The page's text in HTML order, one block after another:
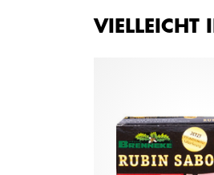
VIELLEICHT